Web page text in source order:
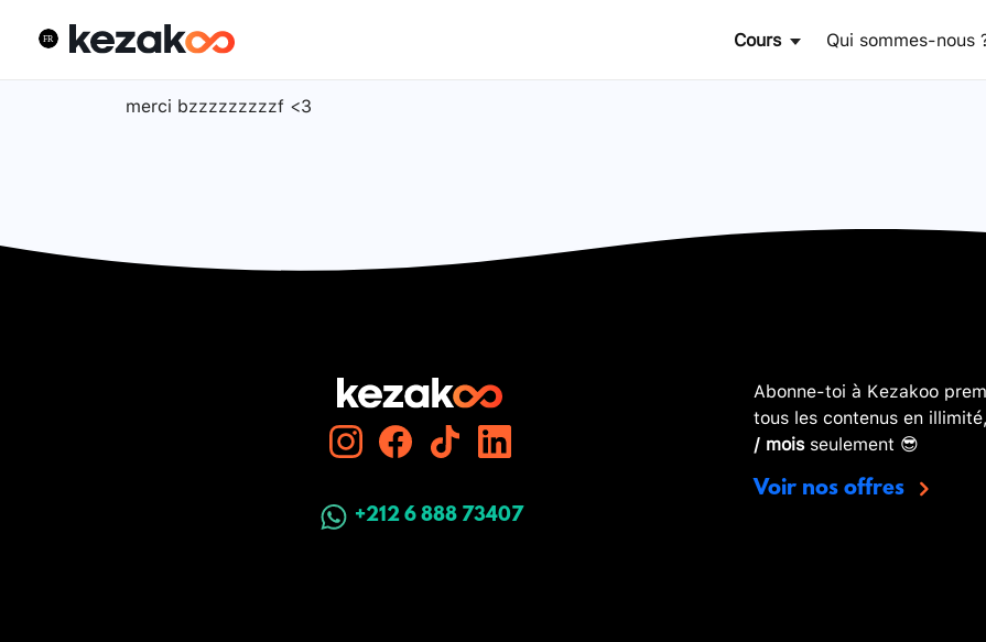
Cours Qui sommes-nous
merci bzzzzzzzzzf <3
+212 6 888 73407
Abonne-toi à Kezakoo
tous les contenus en
/ moisseulement 😎
Voir nos offres